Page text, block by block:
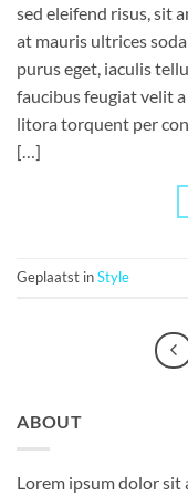
sed eleifend risus, sit
at mauris ultrices
purus eget, iaculis
faucibus feugiat velit
litora torquent per
[…]
Geplaatst inStyle
ABOUT
Lorem ipsum dolor sit